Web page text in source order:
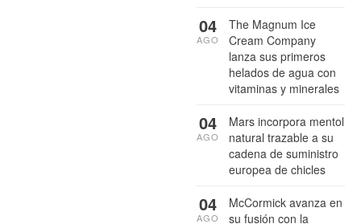
The Magnum Ice
Cream Company
lanza sus primeros
helados de agua con
vitaminas y minerales
04
AGO
Mars incorpora mentol
natural trazable a su
cadena de suministro
europea de chicles
04
AGO
McCormick avanza en
su fusión con la
04
AGO